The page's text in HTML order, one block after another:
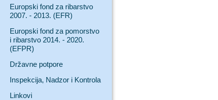
Europski fond za ribarstvo
2007. - 2013. (EFR)
Europski fond za pomorstvo
i ribarstvo 2014. - 2020.
(EFPR)
Državne potpore
Inspekcija, Nadzor i Kontrola
Linkovi